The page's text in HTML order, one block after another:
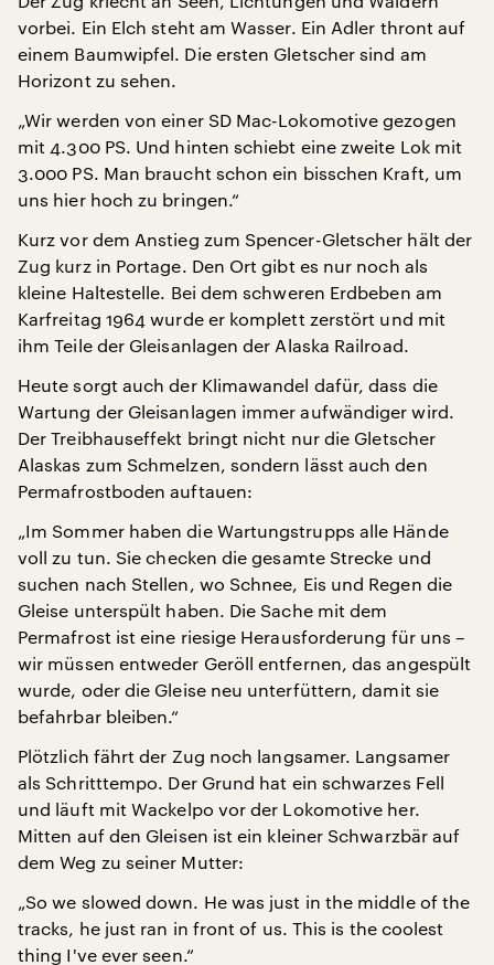
vorbei. Ein Elch steht am Wasser. Ein Adler thront auf
einem Baumwipfel. Die ersten Gletscher sind am
Horizont zu sehen.
„Wir werden von einer SD Mac-Lokomotive gezogen
mit 4.300 PS. Und hinten schiebt eine zweite Lok mit
3.000 PS. Man braucht schon ein bisschen Kraft, um
uns hier hoch zu bringen.“
Kurz vor dem Anstieg zum Spencer-Gletscher hält der
Zug kurz in Portage. Den Ort gibt es nur noch als
kleine Haltestelle. Bei dem schweren Erdbeben am
Karfreitag 1964 wurde er komplett zerstört und mit
ihm Teile der Gleisanlagen der Alaska Railroad.
Heute sorgt auch der Klimawandel dafür, dass die
Wartung der Gleisanlagen immer aufwändiger wird.
Der Treibhauseffekt bringt nicht nur die Gletscher
Alaskas zum Schmelzen, sondern lässt auch den
Permafrostboden auftauen:
„Im Sommer haben die Wartungstrupps alle Hände
voll zu tun. Sie checken die gesamte Strecke und
suchen nach Stellen, wo Schnee, Eis und Regen die
Gleise unterspült haben. Die Sache mit dem
Permafrost ist eine riesige Herausforderung für uns –
wir müssen entweder Geröll entfernen, das angespült
wurde, oder die Gleise neu unterfüttern, damit sie
befahrbar bleiben.“
Plötzlich fährt der Zug noch langsamer. Langsamer
als Schritttempo. Der Grund hat ein schwarzes Fell
und läuft mit Wackelpo vor der Lokomotive her.
Mitten auf den Gleisen ist ein kleiner Schwarzbär auf
dem Weg zu seiner Mutter:
„So we slowed down. He was just in the middle of the
tracks, he just ran in front of us. This is the coolest
thing I've ever seen.“